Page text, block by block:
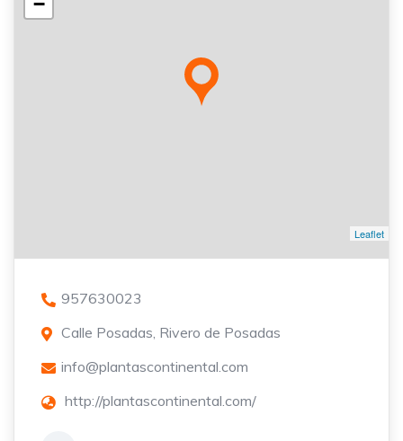
Leaflet
957630023
Calle Posadas, Rivero de Posadas
info@plantascontinental.com
http://plantascontinental.com/